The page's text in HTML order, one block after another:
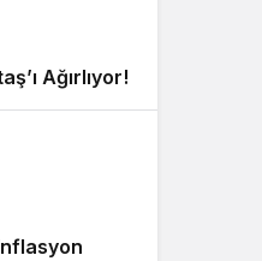
Ağırlıyor!